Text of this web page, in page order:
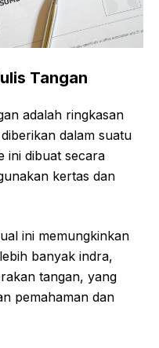
Tangan
adalah ringkasan
dalam suatu
ini dibuat secara
kertas dan
ini memungkinkan
banyak indra,
tangan, yang
pemahaman dan